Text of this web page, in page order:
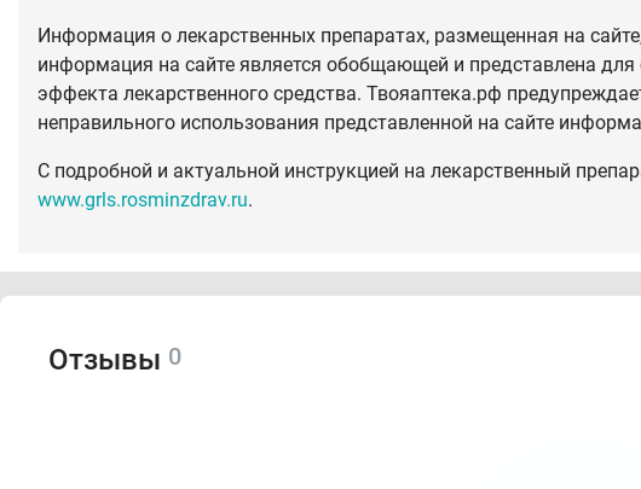
Информация о лекарственных препаратах, размещенная на
информация на сайте является обобщающей и представлена
эффекта лекарственного средства. Твояаптека.рф
неправильного использования представленной на сайте
С подробной и актуальной инструкцией на лекарственный
www.grls.rosminzdrav.ru.
Отзывы 0